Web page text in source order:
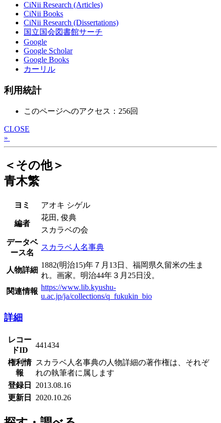
CiNii Research (Articles)
CiNii Books
CiNii Research (Dissertations)
国立国会図書館サーチ
Google
Google Scholar
Google Books
カーリル
利用統計
このページへのアクセス：256回
CLOSE
»
＜その他＞
青木繁
ヨミ アオキ シゲル
編者
花田, 俊典
スカラベの会
データベ
ース名
スカラベ人名事典
人物詳細
1882(明治15)年７月13日、福岡県久留米の生ま
れ。画家。明治44年３月25日没。
関連情報 https://www.lib.kyushu-
u.ac.jp/ja/collections/q_fukukin_bio
詳細
レコー
ドID
441434
権利情
報
スカラベ人名事典の人物詳細の著作権は、それぞ
れの執筆者に属します
登録日
2013.08.16
更新日
2020.10.26